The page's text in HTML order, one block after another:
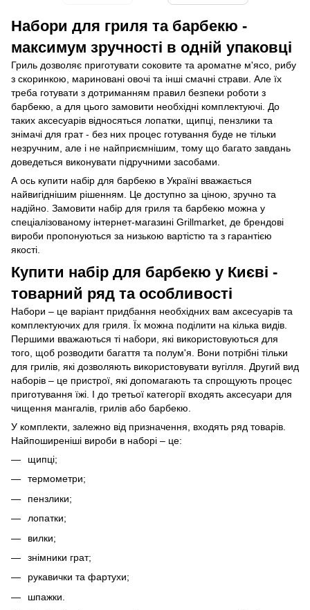
Набори для гриля та барбекю -
максимум зручності в одній упаковці
Гриль дозволяє приготувати соковите та ароматне м'ясо, рибу
з скоринкою, мариновані овочі та інші смачні страви. Але їх
треба готувати з дотриманням правил безпеки роботи з
барбекю, а для цього замовити необхідні комплектуючі. До
таких аксесуарів відносяться лопатки, щипці, пензлики та
знімачі для грат - без них процес готування буде не тільки
незручним, але і не найприємнішим, тому що багато завдань
доведеться виконувати підручними засобами.
А ось купити набір для барбекю в Україні вважається
найвигіднішим рішенням. Це доступно за ціною, зручно та
надійно. Замовити набір для гриля та барбекю можна у
спеціалізованому інтернет-магазині Grillmarket, де брендові
вироби пропонуються за низькою вартістю та з гарантією
якості.
Купити набір для барбекю у Києві -
товарний ряд та особливості
Набори – це варіант придбання необхідних вам аксесуарів та
комплектуючих для гриля. Їх можна поділити на кілька видів.
Першими вважаються ті набори, які використовуються для
того, щоб розводити багаття та полум'я. Вони потрібні тільки
для грилів, які дозволяють використовувати вугілля. Другий вид
наборів – це пристрої, які допомагають та спрощують процес
приготування їжі. І до третьої категорії входять аксесуари для
чищення мангалів, грилів або барбекю.
У комплекти, залежно від призначення, входять ряд товарів.
Найпоширеніші вироби в наборі – це:
щипці;
термометри;
пензлики;
лопатки;
вилки;
знімники грат;
рукавички та фартухи;
шпажки.